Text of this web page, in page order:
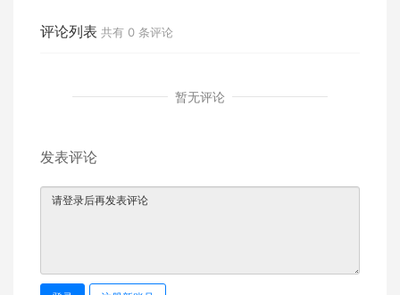
评论列表 共有 0 条评论
暂无评论
发表评论